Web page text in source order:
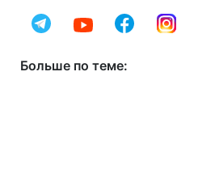
Больше по теме: